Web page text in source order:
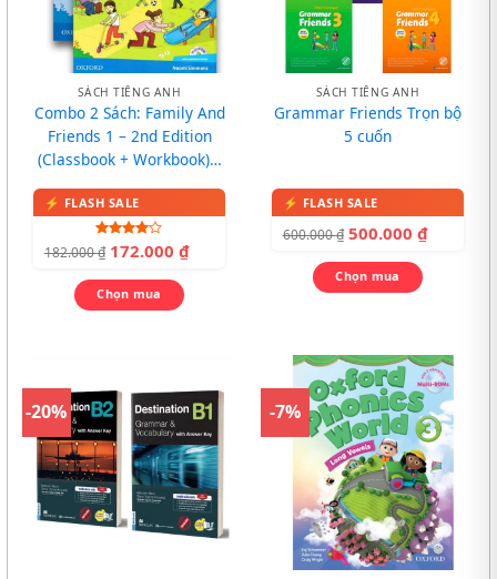
SÁCH TIẾNG ANH
Combo 2 Sách: Family And
Friends 1 – 2nd Edition
(Classbook + Workbook) –
Được
xếp hạng
sao
182.000₫ 172.000 ₫
Chọn mua
SÁCH TIẾNG ANH
Grammar Friends Trọn bộ
5 cuốn
600.000₫ 500.000 ₫
Chọn mua
-20% -7%